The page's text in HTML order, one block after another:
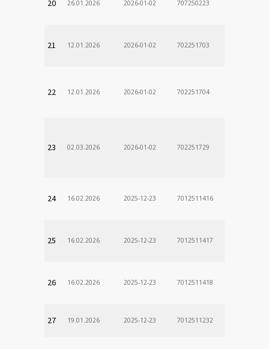
20 26.01.2026 2026-01-02 707250223
21 12.01.2026 2026-01-02 702251703
22 12.01.2026 2026-01-02 702251704
23 02.03.2026 2026-01-02 702251729
24 16.02.2026 2025-12-23 7012511416
25 16.02.2026 2025-12-23 7012511417
26 16.02.2026 2025-12-23 7012511418
27 19.01.2026 2025-12-23 7012511232